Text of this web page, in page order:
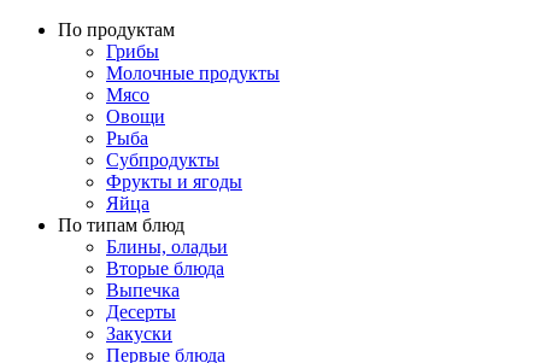
По продуктам
Грибы
Молочные продукты
Мясо
Овощи
Рыба
Субпродукты
Фрукты и ягоды
Яйца
По типам блюд
Блины, оладьи
Вторые блюда
Выпечка
Десерты
Закуски
Первые блюда